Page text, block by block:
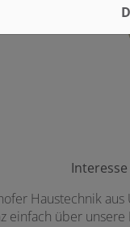
Haustechnik
einfach über